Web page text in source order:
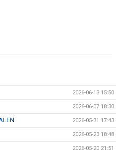
2026-06-13 15:50
2026-06-07 18:30
2026-05-31 17:43
2026-05-23 18:48
2026-05-20 21:51